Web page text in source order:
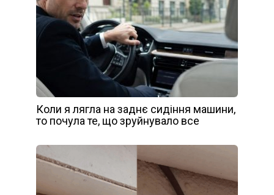
Коли я лягла на заднє сидіння машини,
то почула те, що зруйнувало все